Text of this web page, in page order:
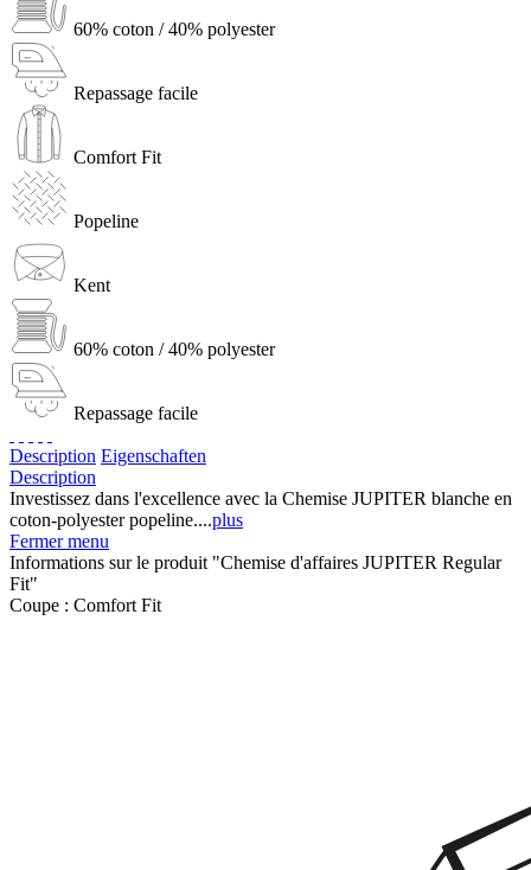
60% coton / 40% polyester
Repassage facile
Comfort Fit
Popeline
Kent
60% coton / 40% polyester
Repassage facile
Description Eigenschaften
Description
Investissez dans l'excellence avec la Chemise JUPITER blanche en
coton-polyester popeline....plus
Fermer menu
Informations sur le produit "Chemise d'affaires JUPITER Regular
Fit"
Coupe : Comfort Fit